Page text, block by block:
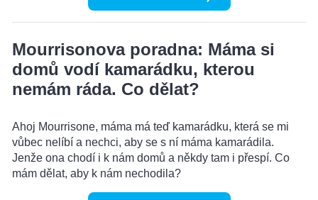
Mourrisonova poradna: Máma si
domů vodí kamarádku, kterou
nemám ráda. Co dělat?
Ahoj Mourrisone, máma má teď kamarádku, která se mi
vůbec nelíbí a nechci, aby se s ní máma kamarádila.
Jenže ona chodí i k nám domů a někdy tam i přespí. Co
mám dělat, aby k nám nechodila?